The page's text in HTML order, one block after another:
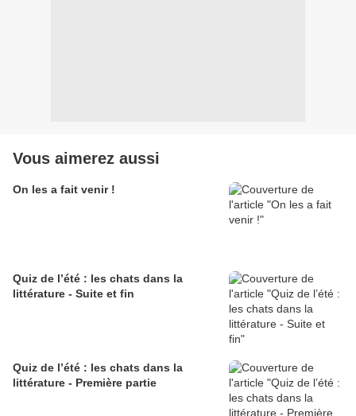
Vous aimerez aussi
On les a fait venir !
Quiz de l’été : les chats dans la
littérature - Suite et fin
Quiz de l’été : les chats dans la
littérature - Première partie